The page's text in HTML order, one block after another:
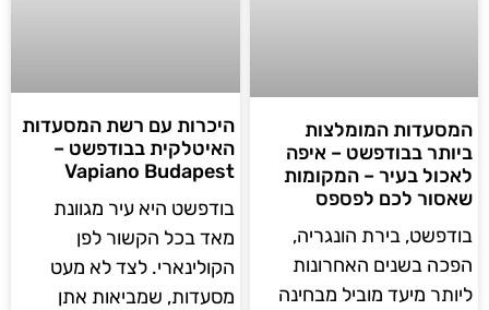
המסעדות המומלצות
ביותר בבודפשט – איפה
לאכול בעיר – המקומות
שאסור לכם לפספס
בודפשט, בירת הונגריה,
הפכה בשנים האחרונות
ליותר מיעד מוביל מבחינה
היכרות עם רשת המסעדות
האיטלקית בבודפשט –
Vapiano Budapest
בודפשט היא עיר מגוונת
מאד בכל הקשור לפן
הקולינארי. לצד לא מעט
מסעדות, שמביאות אתן